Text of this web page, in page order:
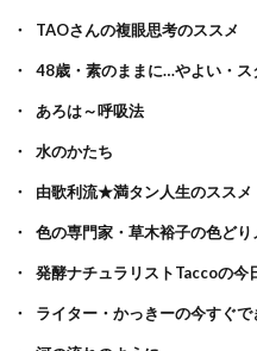
TAOさんの複眼思考のススメ
48歳・素のままに…やよい・ス
あろは～呼吸法
水のかたち
由歌利流★満タン人生のススメ
色の専門家・草木裕子の色どり
発酵ナチュラリストTaccoの今
ライター・かっきーの今すぐ